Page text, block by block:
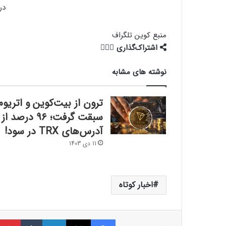
منبع کوین تلگراف
اشتراک‌گذاری
نوشته های مشابه
ترون از بیت‌کوین و
سبقت گرفت؛ ۹۶ درصد از
آدرس‌های TRX در سود!
11 دی 1403
اخبار کوتاه
فیسبوک ایکس لینکداین تامبلر